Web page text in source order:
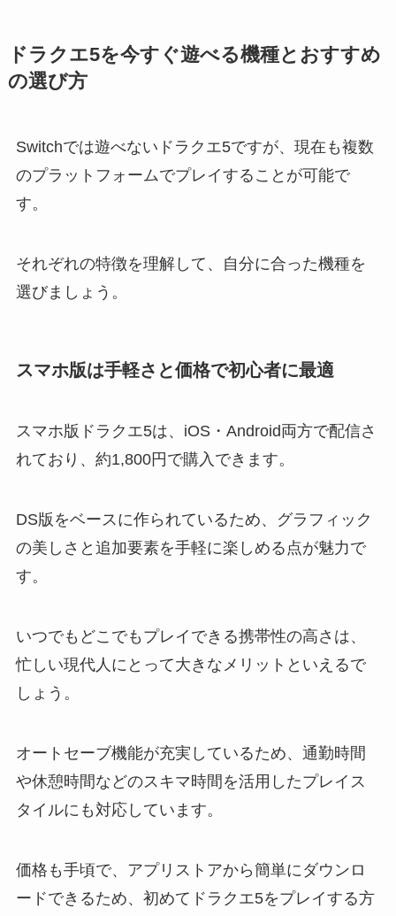
ドラクエ5を今すぐ遊べる機種とおすすめ
の選び方
Switchでは遊べないドラクエ5ですが、現在も複数
のプラットフォームでプレイすることが可能で
す。
それぞれの特徴を理解して、自分に合った機種を
選びましょう。
スマホ版は手軽さと価格で初心者に最適
スマホ版ドラクエ5は、iOS・Android両方で配信さ
れており、約1,800円で購入できます。
DS版をベースに作られているため、グラフィック
の美しさと追加要素を手軽に楽しめる点が魅力で
す。
いつでもどこでもプレイできる携帯性の高さは、
忙しい現代人にとって大きなメリットといえるで
しょう。
オートセーブ機能が充実しているため、通勤時間
や休憩時間などのスキマ時間を活用したプレイス
タイルにも対応しています。
価格も手頃で、アプリストアから簡単にダウンロ
ードできるため、初めてドラクエ5をプレイする方